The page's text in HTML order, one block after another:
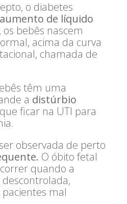
o diabetes
aumento de líquido
os bebês nascem
acima da curva
chamada de
têm uma
a distúrbio
ficar na UTI para
observada de perto
O óbito fetal
quando a
mal